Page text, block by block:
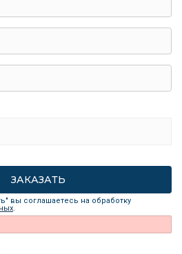
вы соглашаетесь на обработку
.